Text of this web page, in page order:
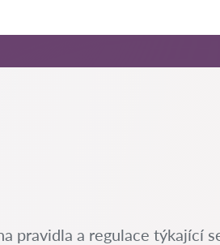
pravidla a regulace týkající